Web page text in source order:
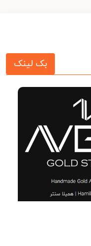
بک لینک